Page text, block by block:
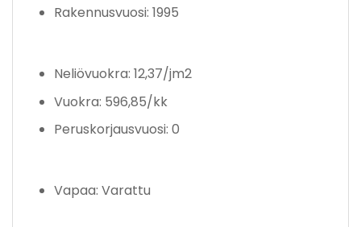
Rakennusvuosi: 1995
Neliövuokra: 12,37/jm2
Vuokra: 596,85/kk
Peruskorjausvuosi: 0
Vapaa: Varattu